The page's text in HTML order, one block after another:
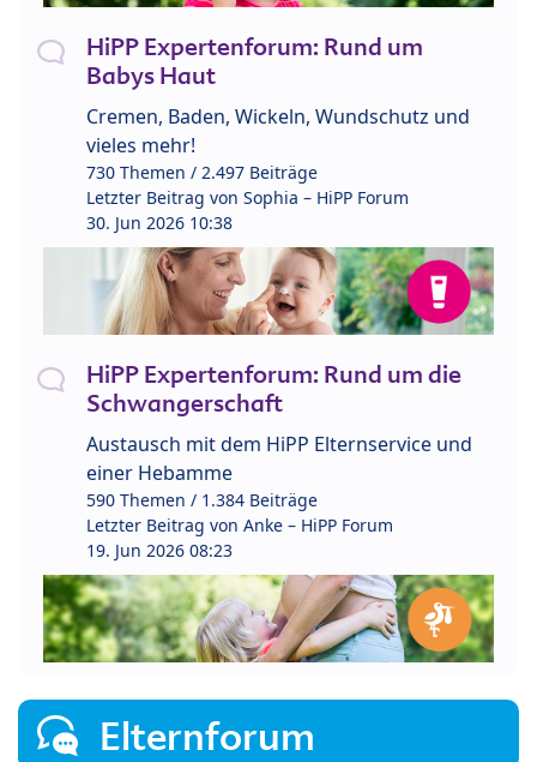
HiPP Expertenforum: Rund um
Babys Haut
Cremen, Baden, Wickeln, Wundschutz und
vieles mehr!
730 Themen / 2.497 Beiträge
Letzter Beitrag von Sophia – HiPP Forum
30. Jun 2026 10:38
HiPP Expertenforum: Rund um die
Schwangerschaft
Austausch mit dem HiPP Elternservice und
einer Hebamme
590 Themen / 1.384 Beiträge
Letzter Beitrag von Anke – HiPP Forum
19. Jun 2026 08:23
Elternforum